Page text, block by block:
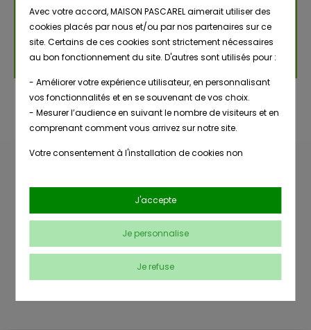
nous contac­ter.
Contac­tez nous
Nombreuses
Livraison
retrait
Avec votre accord, MAISON PASCAREL aimerait utiliser des
cookies placés par nous et/ou par nos partenaires sur ce
site. Certains de ces cookies sont strictement nécessaires
au bon fonctionnement du site. D'autres sont utilisés pour :
- Améliorer votre expérience utilisateur, en personnalisant
vos fonctionnalités et en se souvenant de vos choix.
- Mesurer l’audience en suivant le nombre de visiteurs et en
comprenant comment vous arrivez sur notre site.
Votre consentement à l'installation de cookies non
J'accepte
Je personnalise
Je refuse